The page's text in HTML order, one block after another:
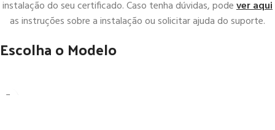
instalação do seu certificado. Caso tenha dúvidas, podever aqui
as instruções sobre a instalação ou solicitar ajuda do suporte.
Escolha o Modelo